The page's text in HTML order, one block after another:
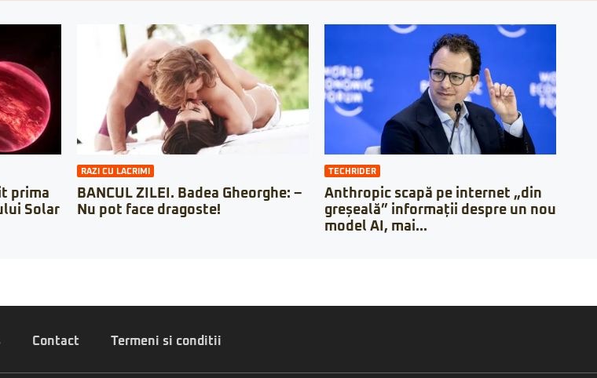
prima
Solar
RAZI CU LACRIMI
BANCUL ZILEI. Badea Gheorghe: –
Nu pot face dragoste!
TECHRIDER
Anthropic scapă pe internet „din
greșeală” informații despre un nou
model AI, mai...
Contact Termeni si conditii